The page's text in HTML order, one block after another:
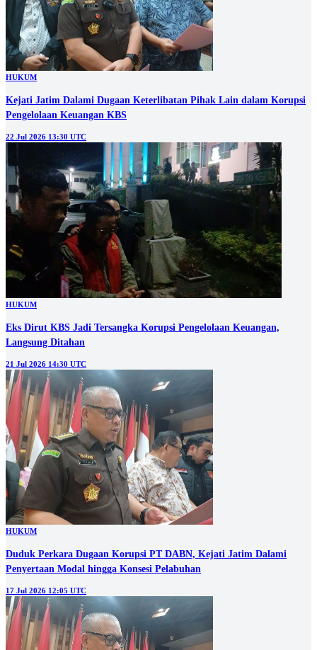
HUKUM
Kejati Jatim Dalami Dugaan Keterlibatan Pihak Lain dalam Korupsi
Pengelolaan Keuangan KBS
22 Jul 2026 13:30 UTC
HUKUM
Eks Dirut KBS Jadi Tersangka Korupsi Pengelolaan Keuangan,
Langsung Ditahan
21 Jul 2026 14:30 UTC
HUKUM
Duduk Perkara Dugaan Korupsi PT DABN, Kejati Jatim Dalami
Penyertaan Modal hingga Konsesi Pelabuhan
17 Jul 2026 12:05 UTC